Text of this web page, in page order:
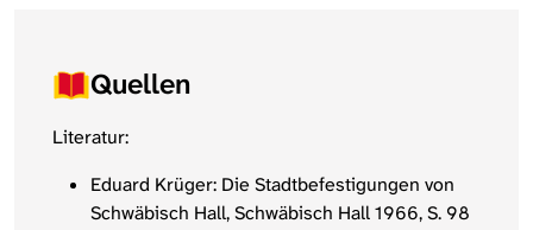
Quellen
Literatur:
Eduard Krüger: Die Stadtbefestigungen von
Schwäbisch Hall, Schwäbisch Hall 1966, S. 98